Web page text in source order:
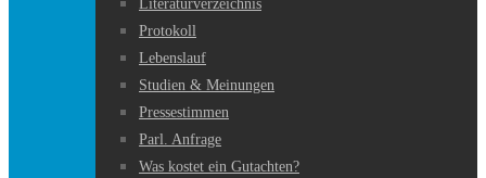
Literaturverzeichnis
Protokoll
Lebenslauf
Studien & Meinungen
Pressestimmen
Parl. Anfrage
Was kostet ein Gutachten?